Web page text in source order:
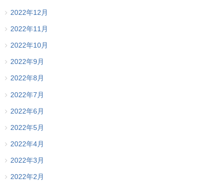
2022年12月
2022年11月
2022年10月
2022年9月
2022年8月
2022年7月
2022年6月
2022年5月
2022年4月
2022年3月
2022年2月